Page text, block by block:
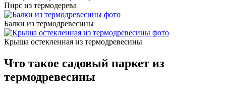
Пирс из термодерева
Балки из термодревесины
Крыша остекленная из термодревесины
Что такое садовый паркет из
термодревесины